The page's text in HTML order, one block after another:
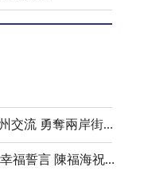
KDC金門流行舞蹈團赴福州交流 勇奪兩岸街舞賽三等獎
金鑽婚夫妻重披婚紗 重溫幸福誓言 陳福海祝福牽手半世紀 情深相守成典範